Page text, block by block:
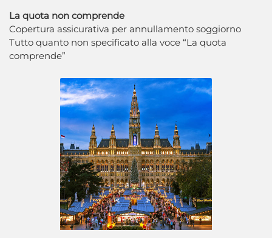
La quota non comprende
Copertura assicurativa per annullamento soggiorno
Tutto quanto non specificato alla voce “La quota
comprende”